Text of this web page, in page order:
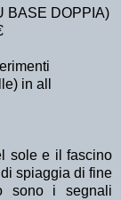
BASE DOPPIA)
in all
sole e il fascino
spiaggia di fine
sono i segnali